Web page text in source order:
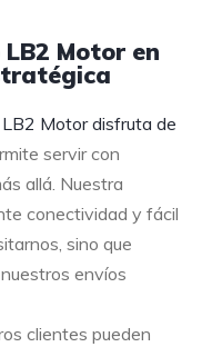
Motor en
LB2 Motor disfruta de
servir con
allá. Nuestra
conectividad y fácil
sino que
envíos
clientes pueden